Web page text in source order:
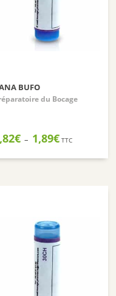
BUFO
du Bocage
€ – 1,89€Plage
prix :
TTC